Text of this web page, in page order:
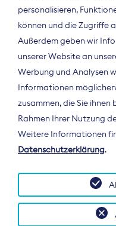
Der Bundesverband
Zeitungsverleger
Spitzenorganisation
Deutschland und auf
personalisieren,
können und die Zugriffe
Außerdem geben wir
unserer Website an
Werbung und Analysen
Informationen
zusammen, die Sie
Rahmen Ihrer Nutzung
Weitere Informationen
Datenschutzerklärung.